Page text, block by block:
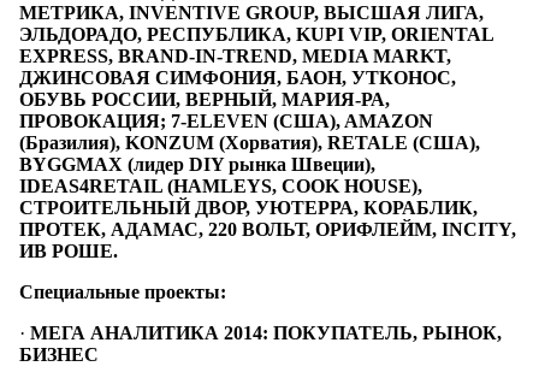
МЕТРИКА, INVENTIVE GROUP, ВЫСШАЯ ЛИГА,
ЭЛЬДОРАДО, РЕСПУБЛИКА, KUPI VIP, ORIENTAL
EXPRESS, BRAND-IN-TREND, MEDIA MARKT,
ДЖИНСОВАЯ СИМФОНИЯ, БАОН, УТКОНОС,
ОБУВЬ РОССИИ, ВЕРНЫЙ, МАРИЯ-РА,
ПРОВОКАЦИЯ; 7-ELEVEN (США), AMAZON
(Бразилия), KONZUM (Хорватия), RETALE (США),
BYGGMAX (лидер DIY рынка Швеции),
IDEAS4RETAIL (HAMLEYS, COOK HOUSE),
СТРОИТЕЛЬНЫЙ ДВОР, УЮТЕРРА, КОРАБЛИК,
ПРОТЕК, АДАМАС, 220 ВОЛЬТ, ОРИФЛЕЙМ, INCITY,
ИВ РОШЕ.
Специальные проекты:
· МЕГА АНАЛИТИКА 2014: ПОКУПАТЕЛЬ, РЫНОК,
БИЗНЕС